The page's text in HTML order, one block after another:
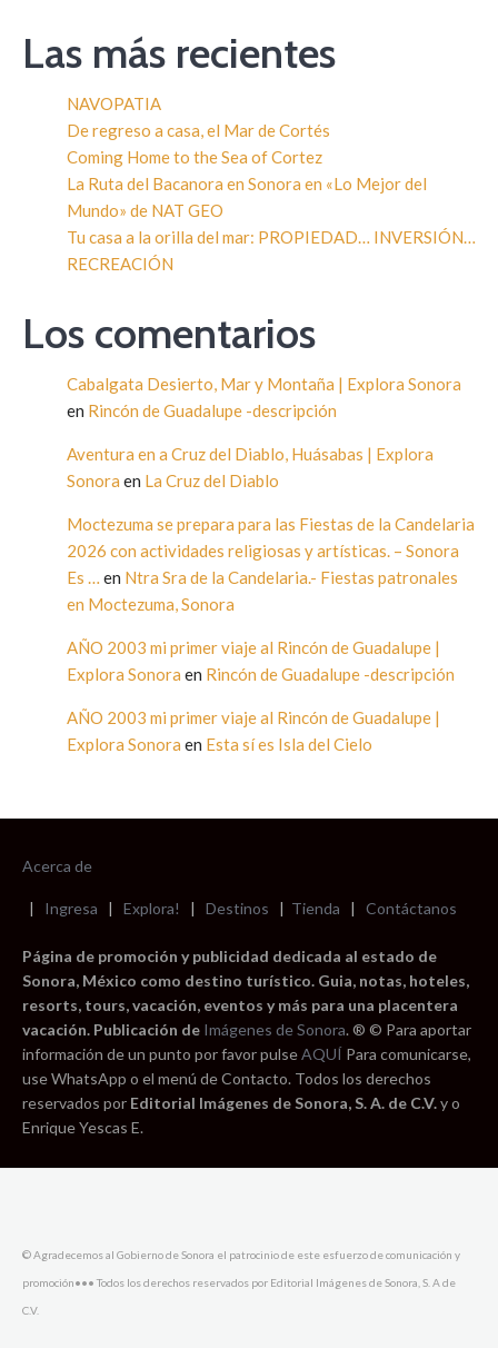
Las más recientes
NAVOPATIA
De regreso a casa, el Mar de Cortés
Coming Home to the Sea of Cortez
La Ruta del Bacanora en Sonora en «Lo Mejor del
Mundo» de NAT GEO
Tu casa a la orilla del mar: PROPIEDAD… INVERSIÓN…
RECREACIÓN
Los comentarios
Cabalgata Desierto, Mar y Montaña | Explora Sonora
en Rincón de Guadalupe -descripción
Aventura en a Cruz del Diablo, Huásabas | Explora
Sonora en La Cruz del Diablo
Moctezuma se prepara para las Fiestas de la Candelaria
2026 con actividades religiosas y artísticas. – Sonora
Es … en Ntra Sra de la Candelaria.- Fiestas patronales
en Moctezuma, Sonora
AÑO 2003 mi primer viaje al Rincón de Guadalupe |
Explora Sonora en Rincón de Guadalupe -descripción
AÑO 2003 mi primer viaje al Rincón de Guadalupe |
Explora Sonora en Esta sí es Isla del Cielo
Acerca de
| Ingresa | Explora! | Destinos | Tienda | Contáctanos
Página de promoción y publicidad dedicada al estado de
Sonora, México como destino turístico. Guia, notas, hoteles,
resorts, tours, vacación, eventos y más para una placentera
vacación. Publicación de Imágenes de Sonora. ® © Para aportar
información de un punto por favor pulseAQUÍ Para comunicarse,
use WhatsApp o el menú de Contacto. Todos los derechos
reservados por Editorial Imágenes de Sonora, S. A. de C.V.y o
Enrique Yescas E.
© Agradecemos al Gobierno de Sonora el patrocinio de este esfuerzo de comunicación y
promoción••• Todos los derechos reservados por Editorial Imágenes de Sonora, S. A de
C.V.